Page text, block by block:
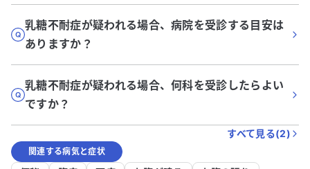
乳糖不耐症が疑われる場合、病院を受診する目安は
ありますか？
乳糖不耐症が疑われる場合、何科を受診したらよい
ですか？
すべて見る(2)
関連する病気と症状